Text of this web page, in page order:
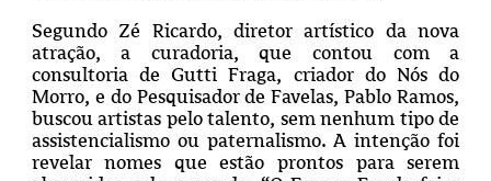
Segundo Zé Ricardo, diretor artístico da nova
atração, a curadoria, que contou com a
consultoria de Gutti Fraga, criador do Nós do
Morro, e do Pesquisador de Favelas, Pablo Ramos,
buscou artistas pelo talento, sem nenhum tipo de
assistencialismo ou paternalismo. A intenção foi
revelar nomes que estão prontos para serem